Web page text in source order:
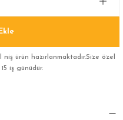
ürün hazırlanmaktadır.Size özel
iş günüdür.